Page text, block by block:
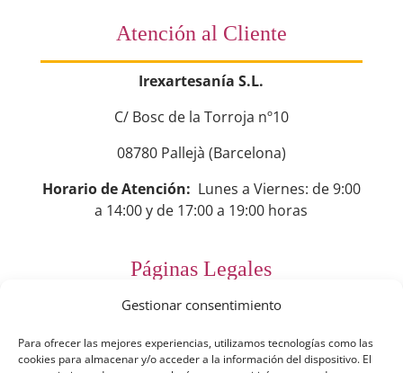
Gestionar consentimiento
Para ofrecer las mejores experiencias, utilizamos tecnologías como las
cookies para almacenar y/o acceder a la información del dispositivo. El
Atención al Cliente
Irexartesanía S.L.
C/ Bosc de la Torroja nº10
08780 Pallejà (Barcelona)
Horario de Atención: Lunes a Viernes: de 9:00
a 14:00 y de 17:00 a 19:00 horas
Páginas Legales
Preguntas Frecuentes
Aviso Legal